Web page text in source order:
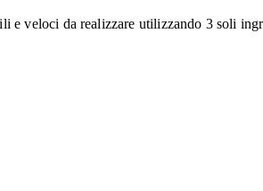
e veloci da realizzare utilizzando 3 soli